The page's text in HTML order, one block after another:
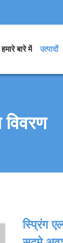
हमारे बारे में उत्पादों
विवरण
स्प्रिंग